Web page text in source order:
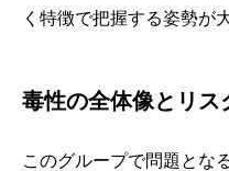
く特徴で把握する姿勢が
毒性の全体像とリス
このグループで問題とな